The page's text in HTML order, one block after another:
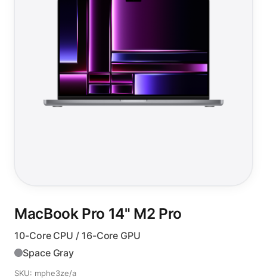
MacBook Pro 14" M2 Pro
10-Core CPU / 16-Core GPU
Space Gray
SKU: mphe3ze/a